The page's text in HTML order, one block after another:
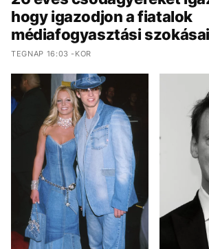
hogy igazodjon a fiatalok
médiafogyasztási
TEGNAP 16:03 -KOR